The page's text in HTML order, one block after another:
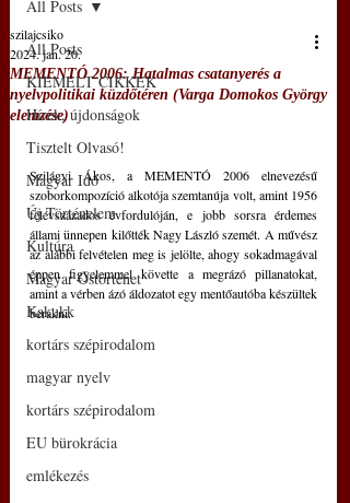
All Posts
KIEMELT CIKKEK
Hírek, újdonságok
Tisztelt Olvasó!
Magyar Idő
Új Történelem
Kultúra
Magyar Őstörténet
Kakukk
kortárs szépirodalom
magyar nyelv
kortárs szépirodalom
EU bürokrácia
emlékezés
All Posts
MEMENTÓ 2006: Hatalmas csatanyerés a
nyelvpolitikai küzdőtéren (Varga Domokos György
elemzése)
szilajcsiko
2024. jan. 20.
Szilágyi Ákos, a MEMENTÓ 2006 elnevezésű
szoborkompozíció alkotója szemtanúja volt, amint 1956
félévszázados évfordulóján, e jobb sorsra érdemes
állami ünnepen kilőtték Nagy László szemét. A művész
az alábbi felvételen meg is jelölte, ahogy sokadmagával
éppen figyelemmel követte a megrázó pillanatokat,
amint a vérben ázó áldozatot egy mentőautóba készültek
berakni.